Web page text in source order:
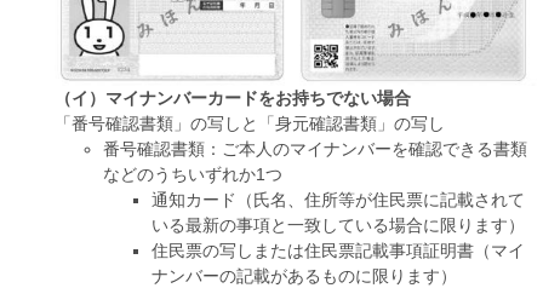
（イ）マイナンバーカードをお持ちでない場合
「番号確認書類」の写しと「身元確認書類」の写し
番号確認書類：ご本人のマイナンバーを確認できる書類
などのうちいずれか1つ
通知カード（氏名、住所等が住民票に記載されて
いる最新の事項と一致している場合に限ります）
住民票の写しまたは住民票記載事項証明書（マイ
ナンバーの記載があるものに限ります）